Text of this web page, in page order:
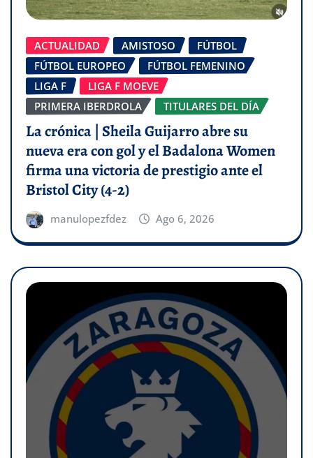
ACTUALIDAD AMISTOSO
FÚTBOL
FÚTBOL EUROPEO
FÚTBOL FEMENINO
LIGA F
LIGA F MOEVE
PRIMERA IBERDROLA
TITULARES DEL DÍA
La crónica | Sheila Guijarro abre su
nueva era con gol y el Badalona Women
firma una victoria de prestigio ante el
Bristol City (4-2)
manulopezfdez Ago 6, 2026